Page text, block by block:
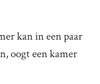
kan in een paar
oogt een kamer